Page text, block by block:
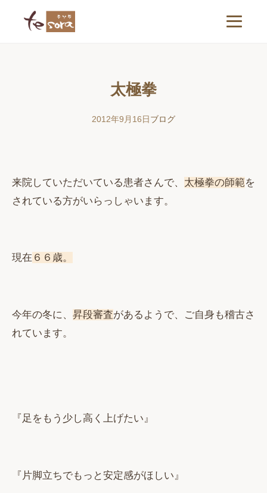
太極拳
2012年9月16日ブログ
来院していただいている患者さんで、 太極拳の師範を
されている方がいらっしゃいます。
現在 ６６歳。
今年の冬に、 昇段審査があるようで、ご自身も稽古さ
れています。
『足をもう少し高く上げたい』
『片脚立ちでもっと安定感がほしい』